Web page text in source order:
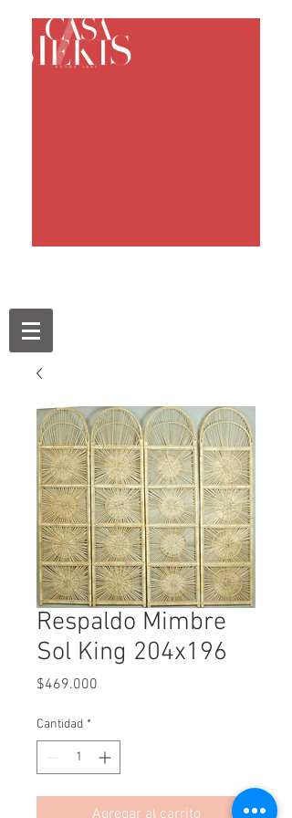
Respaldo Mimbre
Sol King 204x196
$469.000
Cantidad *
Agregar al carrito